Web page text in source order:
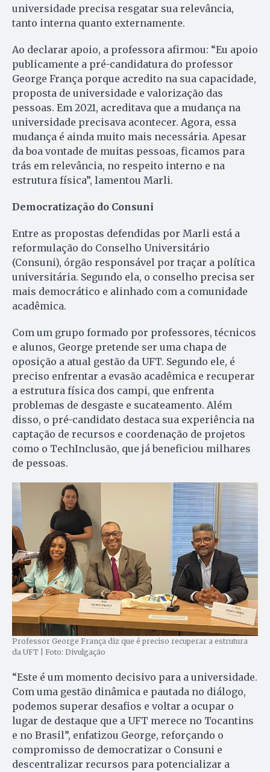
universidade precisa resgatar sua relevância,
tanto interna quanto externamente.
Ao declarar apoio, a professora afirmou: “Eu apoio
publicamente a pré-candidatura do professor
George França porque acredito na sua capacidade,
proposta de universidade e valorização das
pessoas. Em 2021, acreditava que a mudança na
universidade precisava acontecer. Agora, essa
mudança é ainda muito mais necessária. Apesar
da boa vontade de muitas pessoas, ficamos para
trás em relevância, no respeito interno e na
estrutura física”, lamentou Marli.
Democratização do Consuni
Entre as propostas defendidas por Marli está a
reformulação do Conselho Universitário
(Consuni), órgão responsável por traçar a política
universitária. Segundo ela, o conselho precisa ser
mais democrático e alinhado com a comunidade
acadêmica.
Com um grupo formado por professores, técnicos
e alunos, George pretende ser uma chapa de
oposição a atual gestão da UFT. Segundo ele, é
preciso enfrentar a evasão acadêmica e recuperar
a estrutura física dos campi, que enfrenta
problemas de desgaste e sucateamento. Além
disso, o pré-candidato destaca sua experiência na
captação de recursos e coordenação de projetos
como o TechInclusão, que já beneficiou milhares
de pessoas.
Professor George França diz que é preciso recuperar a estrutura
da UFT | Foto: Divulgação
“Este é um momento decisivo para a universidade.
Com uma gestão dinâmica e pautada no diálogo,
podemos superar desafios e voltar a ocupar o
lugar de destaque que a UFT merece no Tocantins
e no Brasil”, enfatizou George, reforçando o
compromisso de democratizar o Consuni e
descentralizar recursos para potencializar a